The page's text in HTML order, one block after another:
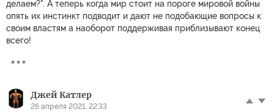
делаем?". А теперь когда мир стоит на пороге мировой войны
опять их инстинкт подводит и дают не подобающие вопросы к
своим властям а наоборот поддерживая приблизывают конец
всего!
Джей Катлер
26 апреля 2021, 22:33